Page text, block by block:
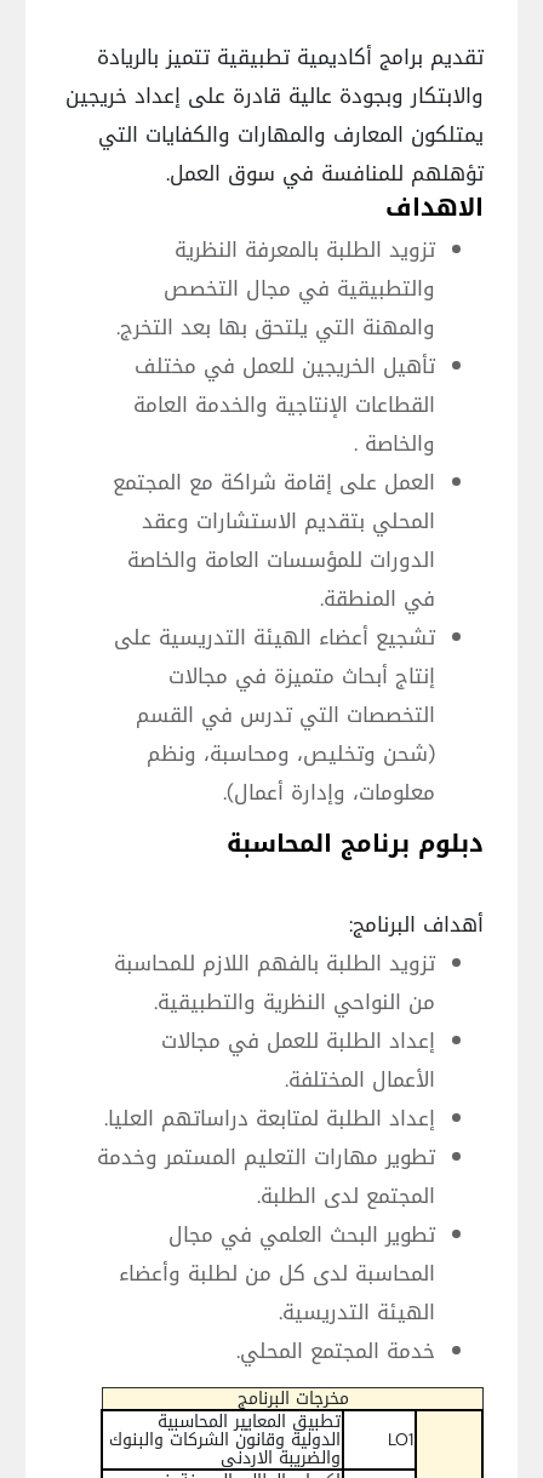
تقديم برامج أكاديمية تطبيقية تتميز بالريادة
والابتكار وبجودة عالية قادرة على إعداد خريجين
يمتلكون المعارف والمهارات والكفايات التي
تؤهلهم للمنافسة في سوق العمل.
الاهداف
تزويد الطلبة بالمعرفة النظرية
والتطبيقية في مجال التخصص
والمهنة التي يلتحق بها بعد التخرج.
تأهيل الخريجين للعمل في مختلف
القطاعات الإنتاجية والخدمة العامة
والخاصة .
العمل على إقامة شراكة مع المجتمع
المحلي بتقديم الاستشارات وعقد
الدورات للمؤسسات العامة والخاصة
في المنطقة.
تشجيع أعضاء الهيئة التدريسية على
إنتاج أبحاث متميزة في مجالات
التخصصات التي تدرس في القسم
(شحن وتخليص، ومحاسبة، ونظم
معلومات، وإدارة أعمال).
دبلوم برنامج المحاسبة
أهداف البرنامج:
تزويد الطلبة بالفهم اللازم للمحاسبة
من النواحي النظرية والتطبيقية.
إعداد الطلبة للعمل في مجالات
الأعمال المختلفة.
إعداد الطلبة لمتابعة دراساتهم العليا.
تطوير مهارات التعليم المستمر وخدمة
المجتمع لدى الطلبة.
تطوير البحث العلمي في مجال
المحاسبة لدى كل من لطلبة وأعضاء
الهيئة التدريسية.
خدمة المجتمع المحلي.
مخرجات البرنامج
LO1
تطبيق المعايير المحاسبية
الدولية وقانون الشركات والبنوك
والضريبة الاردني